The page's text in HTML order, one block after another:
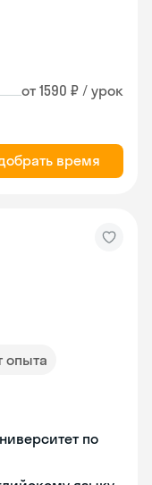
от 1590 ₽ / урок
время
опыта
по